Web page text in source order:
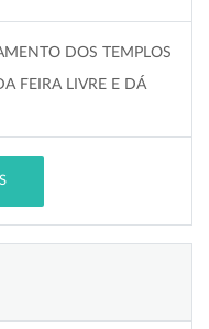
DOS TEMPLOS
FEIRA LIVRE E DÁ